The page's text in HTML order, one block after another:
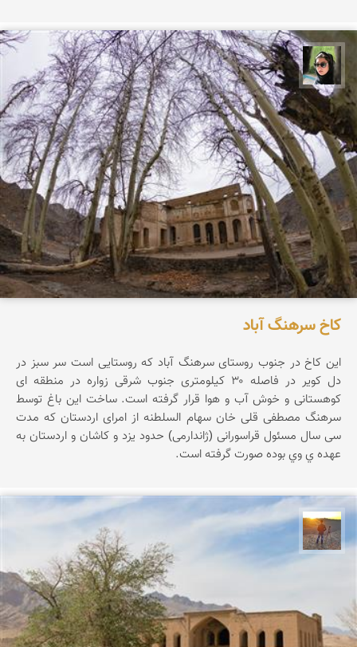
سپیده اصلان
کاخ سرهنگ آباد
این کاخ در جنوب روستای سرهنگ آباد که روستایی است سر سبز در
دل کویر در فاصله ۳۰ کیلومتری جنوب شرقی زواره در منطقه ای
کوهستانی و خوش آب و هوا قرار گرفته است. ساخت این باغ توسط
سرهنگ مصطفی قلی خان سهام السلطنه از امرای اردستان که مدت
سی سال مسئول قراسورانی (ژاندارمی) حدود یزد و کاشان و اردستان به
عهده ي وي بوده صورت گرفته است.
مهدی مخلصیان